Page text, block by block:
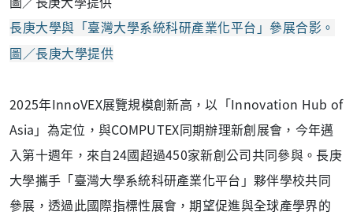
長庚大學與「臺灣大學系統科研產業化平台」參展合影。
圖／長庚大學提供
2025年InnoVEX展覽規模創新高，以「Innovation Hub of
Asia」為定位，與COMPUTEX同期辦理新創展會，今年邁
入第十週年，來自24國超過450家新創公司共同參與。長庚
大學攜手「臺灣大學系統科研產業化平台」夥伴學校共同
參展，透過此國際指標性展會，期望促進與全球產學界的